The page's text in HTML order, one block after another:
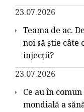
23.07.2026
Teama de ac.
noi să știe
injecții?
23.07.2026
Ce au în
mondială a